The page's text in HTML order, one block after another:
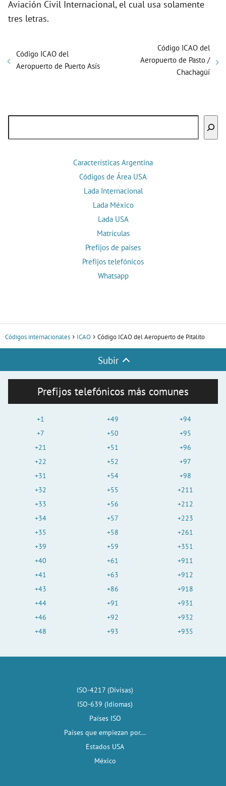
Aviación Civil Internacional, el cual usa solamente
tres letras.
Código ICAO del
Aeropuerto de Puerto Asís
Código ICAO del
Aeropuerto de Pasto /
Chachagüí
Características Argentina
Códigos de Área USA
Lada Internacional
Lada México
Lada USA
Matrículas
Prefijos de países
Prefijos telefónicos
Whatsapp
Códigos internacionales ICAO Código ICAO del Aeropuerto de Pitalito
Subir
Prefijos telefónicos más comunes
+1
+7
+21
+22
+31
+32
+33
+34
+35
+39
+40
+41
+43
+44
+46
+48
+49
+50
+51
+52
+54
+55
+56
+57
+58
+59
+61
+63
+86
+91
+92
+93
+94
+95
+96
+97
+98
+211
+212
+223
+261
+351
+911
+912
+918
+931
+932
+935
ISO-4217 (Divisas)
ISO-639 (Idiomas)
Países ISO
Países que empiezan por...
Estados USA
México